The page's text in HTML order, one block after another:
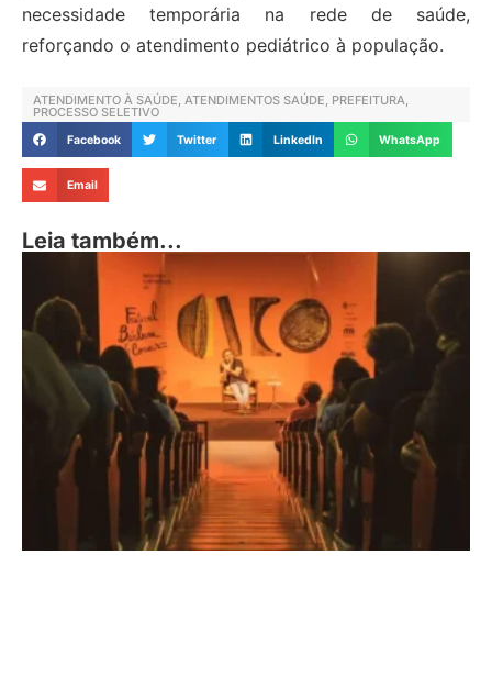
necessidade temporária na rede de saúde,
reforçando o atendimento pediátrico à população.
ATENDIMENTO À SAÚDE, ATENDIMENTOS SAÚDE, PREFEITURA,
PROCESSO SELETIVO
Facebook Twitter LinkedIn WhatsApp
Email
Leia também...